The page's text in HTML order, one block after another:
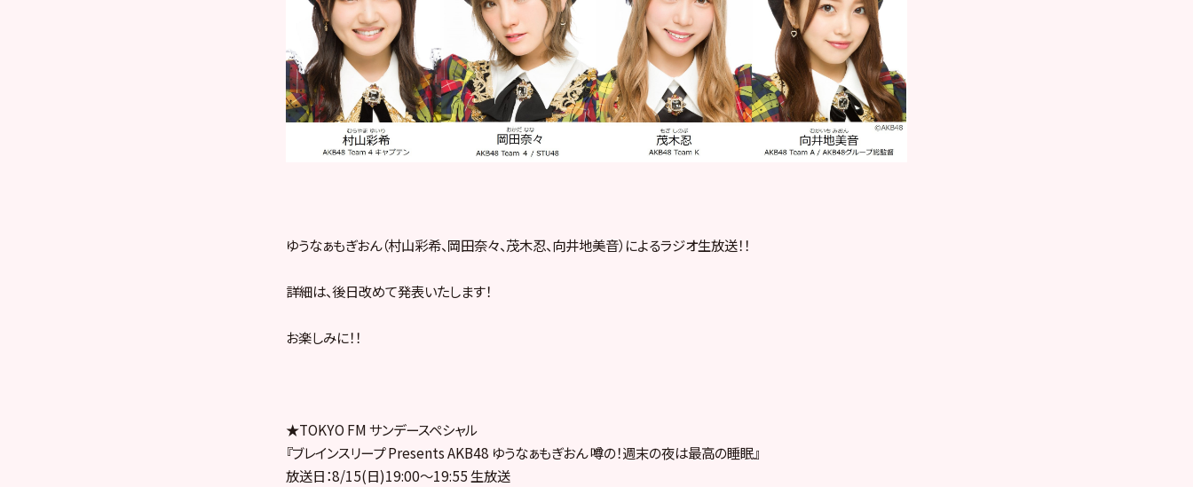
ゆうなぁもぎおん（村山彩希、岡田奈々、茂木忍、向井地美音）によるラジオ生放送！！
詳細は、後日改めて発表いたします！
お楽しみに！！
★TOKYO FM サンデースペシャル
『ブレインスリープ Presents AKB48 ゆうなぁもぎおん 噂の！週末の夜は最高の睡眠』
放送日：8/15(日)19:00〜19:55 生放送